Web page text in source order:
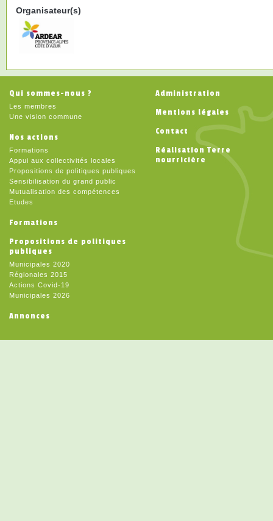
Organisateur(s)
Qui sommes-nous ?
Les membres
Une vision commune
Nos actions
Formations
Appui aux collectivités locales
Propositions de politiques publiques
Sensibilisation du grand public
Mutualisation des compétences
Etudes
Formations
Propositions de politiques
publiques
Municipales 2020
Régionales 2015
Actions Covid-19
Municipales 2026
Annonces
Administration
Mentions légales
Contact
Réalisation Terre
nourricière